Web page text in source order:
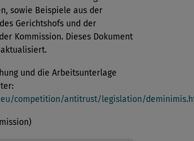
sowie Beispiele aus der
Gerichtshofs und der
Kommission. Dieses Dokument
und die Arbeitsunterlage
competition/antitrust/legislation/